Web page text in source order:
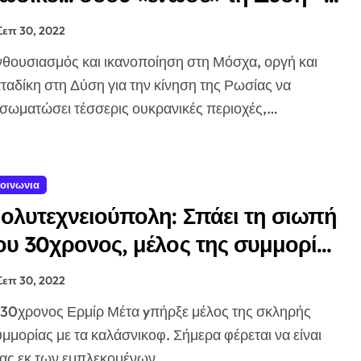
κατακραυγή για τις
προσαρτήσεις
30, 2022
στη Δύση για την κίνηση της Ρωσίας να
τέσσερις ουκρανικές περιοχές,…
Σπάει τη σιωπή
30χρονος, μέλος της συμμορίας
τα καλάσνικοφ
30, 2022
με τα καλάσνικοφ. Σήμερα φέρεται να είναι